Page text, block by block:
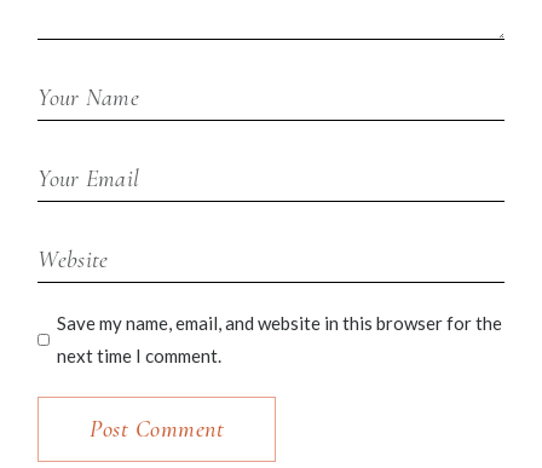
Save my name, email, and website in this browser for the
next time I comment.
Post Comment